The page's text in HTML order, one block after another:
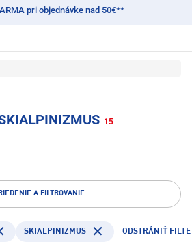
pri objednávke nad 50€**
15
A FILTROVANIE
SKIALPINIZMUS ODSTRÁNIŤ